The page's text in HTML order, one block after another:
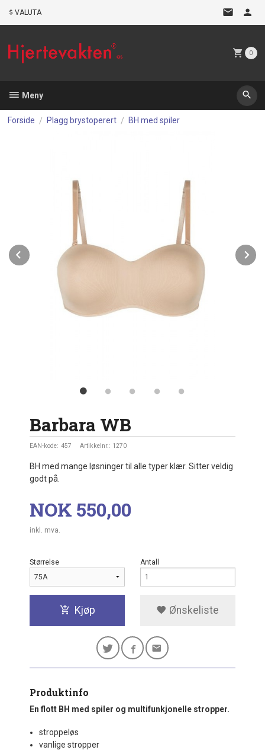
VALUTA
0
Meny
Forside Plagg brystoperert BH med spiler
Prev
Barbara WB
EAN-kode: 457 Artikkelnr.: 1270
BH med mange løsninger til alle typer klær. Sitter veldig
godt på.
Pris
NOK 550,00
inkl. mva.
Størrelse Antall
Kjøp Ønskeliste
Produktinfo
En flott BH med spiler og multifunkjonelle stropper.
stroppeløs
vanlige stropper